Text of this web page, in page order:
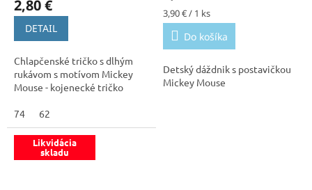
2,80 €
DETAIL
Chlapčenské tričko s dlhým
rukávom s motívom Mickey
Mouse - kojenecké tričko
74 62
je
5,0
5
hviezdičiek.
Jednotková
cena:
3,90 € / 1 ks
Do košíka
Detský dáždnik s postavičkou
Mickey Mouse
Likvidácia
skladu